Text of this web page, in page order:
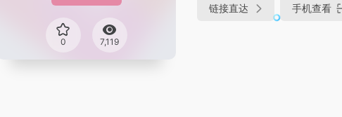
0 7,119
链接直达 手机查看